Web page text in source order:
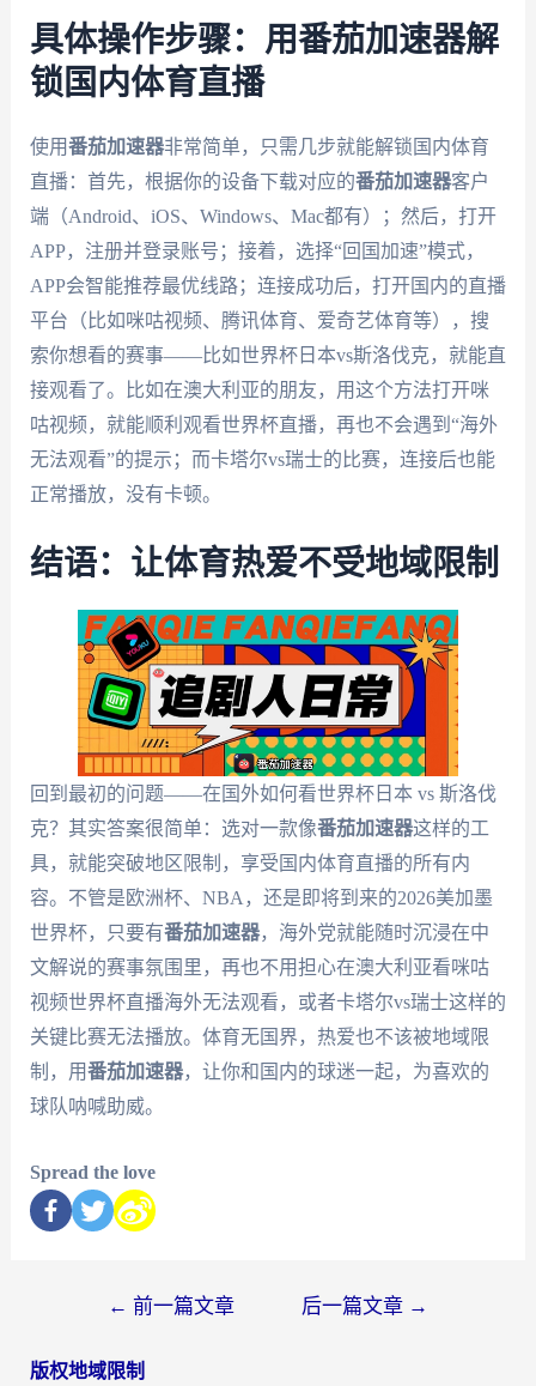
具体操作步骤：用番茄加速器解
锁国内体育直播
使用番茄加速器非常简单，只需几步就能解锁国内体育
直播：首先，根据你的设备下载对应的番茄加速器客户
端（Android、iOS、Windows、Mac都有）；然后，打开
APP，注册并登录账号；接着，选择“回国加速”模式，
APP会智能推荐最优线路；连接成功后，打开国内的直播
平台（比如咪咕视频、腾讯体育、爱奇艺体育等），搜
索你想看的赛事——比如世界杯日本vs斯洛伐克，就能直
接观看了。比如在澳大利亚的朋友，用这个方法打开咪
咕视频，就能顺利观看世界杯直播，再也不会遇到“海外
无法观看”的提示；而卡塔尔vs瑞士的比赛，连接后也能
正常播放，没有卡顿。
结语：让体育热爱不受地域限制
回到最初的问题——在国外如何看世界杯日本 vs 斯洛伐
克？其实答案很简单：选对一款像番茄加速器这样的工
具，就能突破地区限制，享受国内体育直播的所有内
容。不管是欧洲杯、NBA，还是即将到来的2026美加墨
世界杯，只要有番茄加速器，海外党就能随时沉浸在中
文解说的赛事氛围里，再也不用担心在澳大利亚看咪咕
视频世界杯直播海外无法观看，或者卡塔尔vs瑞士这样的
关键比赛无法播放。体育无国界，热爱也不该被地域限
制，用番茄加速器，让你和国内的球迷一起，为喜欢的
球队呐喊助威。
Spread the love
← 前一篇文章 后一篇文章 →
版权地域限制